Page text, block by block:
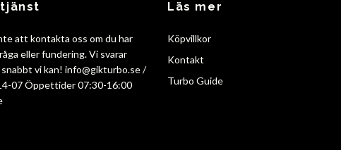
att kontakta oss om du har
eller fundering. Vi svarar
vi kan! info@gikturbo.se/
07 Öppettider 07:30-16:00
Läs mer
Köpvillkor
Kontakt
Turbo Guide